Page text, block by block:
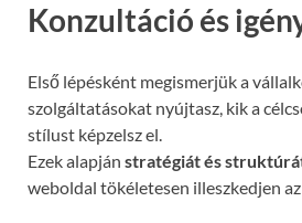
Konzultáció és
Első lépésként megismerjük a
szolgáltatásokat nyújtasz, kik a
stílust képzelsz el.
Ezek alapján stratégiát és
weboldal tökéletesen illeszkedjen